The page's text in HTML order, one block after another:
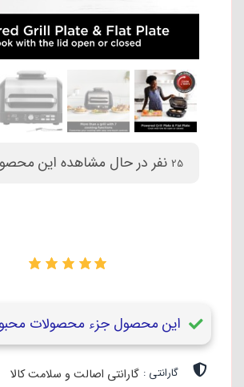
25 نفر در حال مشاهده این
این محصول جزء محصولات
گارانتی : گارانتی اصالت و سلامت کالا